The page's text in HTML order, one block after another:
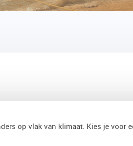
op vlak van klimaat. Kies je voor